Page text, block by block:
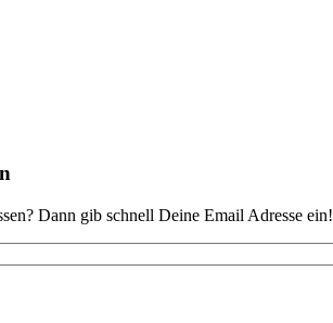
Dann gib schnell Deine Email Adresse ein!